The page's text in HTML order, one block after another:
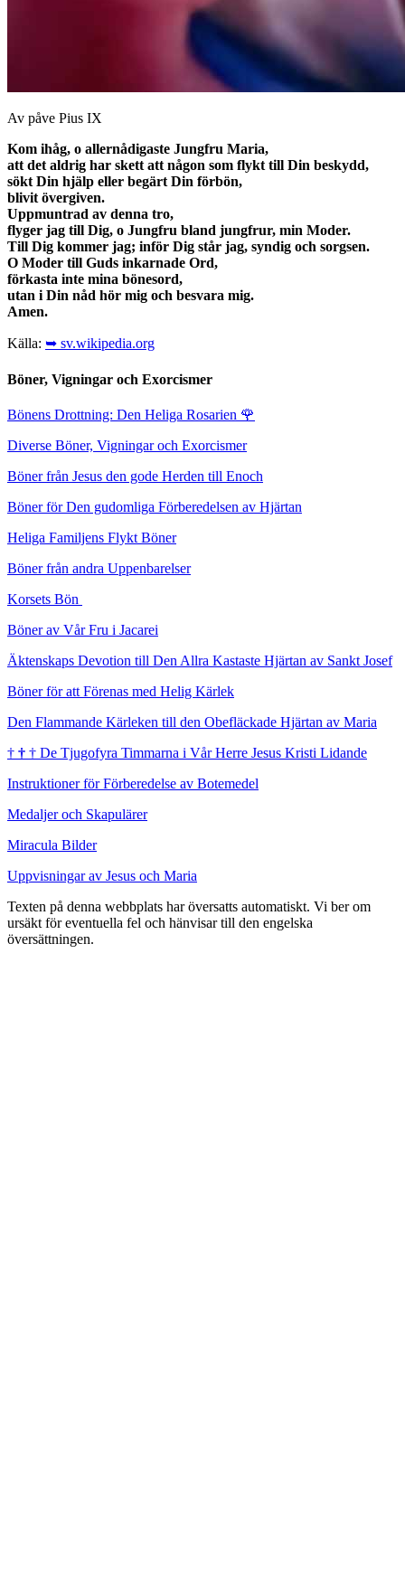
Av påve Pius IX
Kom ihåg, o allernådigaste Jungfru Maria,
att det aldrig har skett att någon som flykt till Din beskydd,
sökt Din hjälp eller begärt Din förbön,
blivit övergiven.
Uppmuntrad av denna tro,
flyger jag till Dig, o Jungfru bland jungfrur, min Moder.
Till Dig kommer jag; inför Dig står jag, syndig och sorgsen.
O Moder till Guds inkarnade Ord,
förkasta inte mina bönesord,
utan i Din nåd hör mig och besvara mig.
Amen.
Källa: ➥ sv.wikipedia.org
Böner, Vigningar och Exorcismer
Bönens Drottning: Den Heliga Rosarien 🌹
Diverse Böner, Vigningar och Exorcismer
Böner från Jesus den gode Herden till Enoch
Böner för Den gudomliga Förberedelsen av Hjärtan
Heliga Familjens Flykt Böner
Böner från andra Uppenbarelser
Korsets Bön
Böner av Vår Fru i Jacarei
Äktenskaps Devotion till Den Allra Kastaste Hjärtan av Sankt Josef
Böner för att Förenas med Helig Kärlek
Den Flammande Kärleken till den Obefläckade Hjärtan av Maria
† † † De Tjugofyra Timmarna i Vår Herre Jesus Kristi Lidande
Instruktioner för Förberedelse av Botemedel
Medaljer och Skapulärer
Miracula Bilder
Uppvisningar av Jesus och Maria
Texten på denna webbplats har översatts automatiskt. Vi ber om
ursäkt för eventuella fel och hänvisar till den engelska
översättningen.